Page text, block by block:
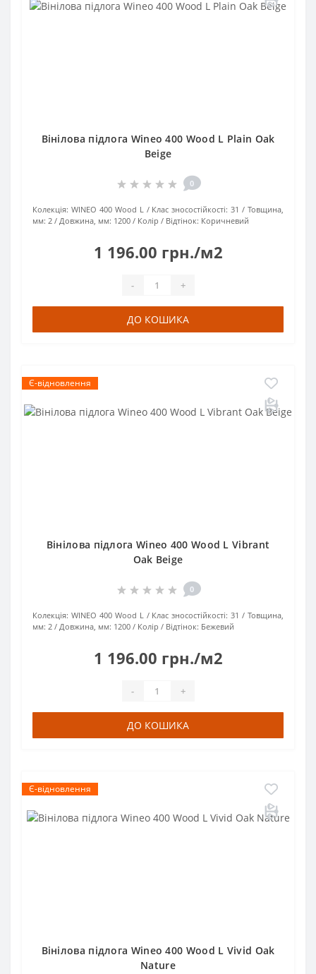
Вінілова підлога Wineo 400 Wood L Plain Oak
Beige
0
Колекція: WINEO 400 Wood L Клас зносостійкості: 31
Товщина,
мм: 2 Довжина, мм: 1200 Колір / Відтінок: Коричневий
1 196.00 грн./м2
- +
ДО КОШИКА
Є-відновлення
Вінілова підлога Wineo 400 Wood L Vibrant
Oak Beige
0
Колекція: WINEO 400 Wood L Клас зносостійкості: 31
Товщина,
мм: 2 Довжина, мм: 1200 Колір / Відтінок: Бежевий
1 196.00 грн./м2
- +
ДО КОШИКА
Є-відновлення
Вінілова підлога Wineo 400 Wood L Vivid Oak
Nature